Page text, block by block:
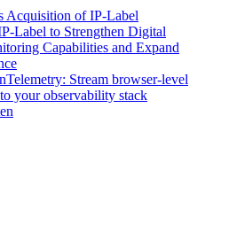
Acquisition of IP-Label
Label to Strengthen Digital
Capabilities and Expand
Stream browser-level
your observability stack